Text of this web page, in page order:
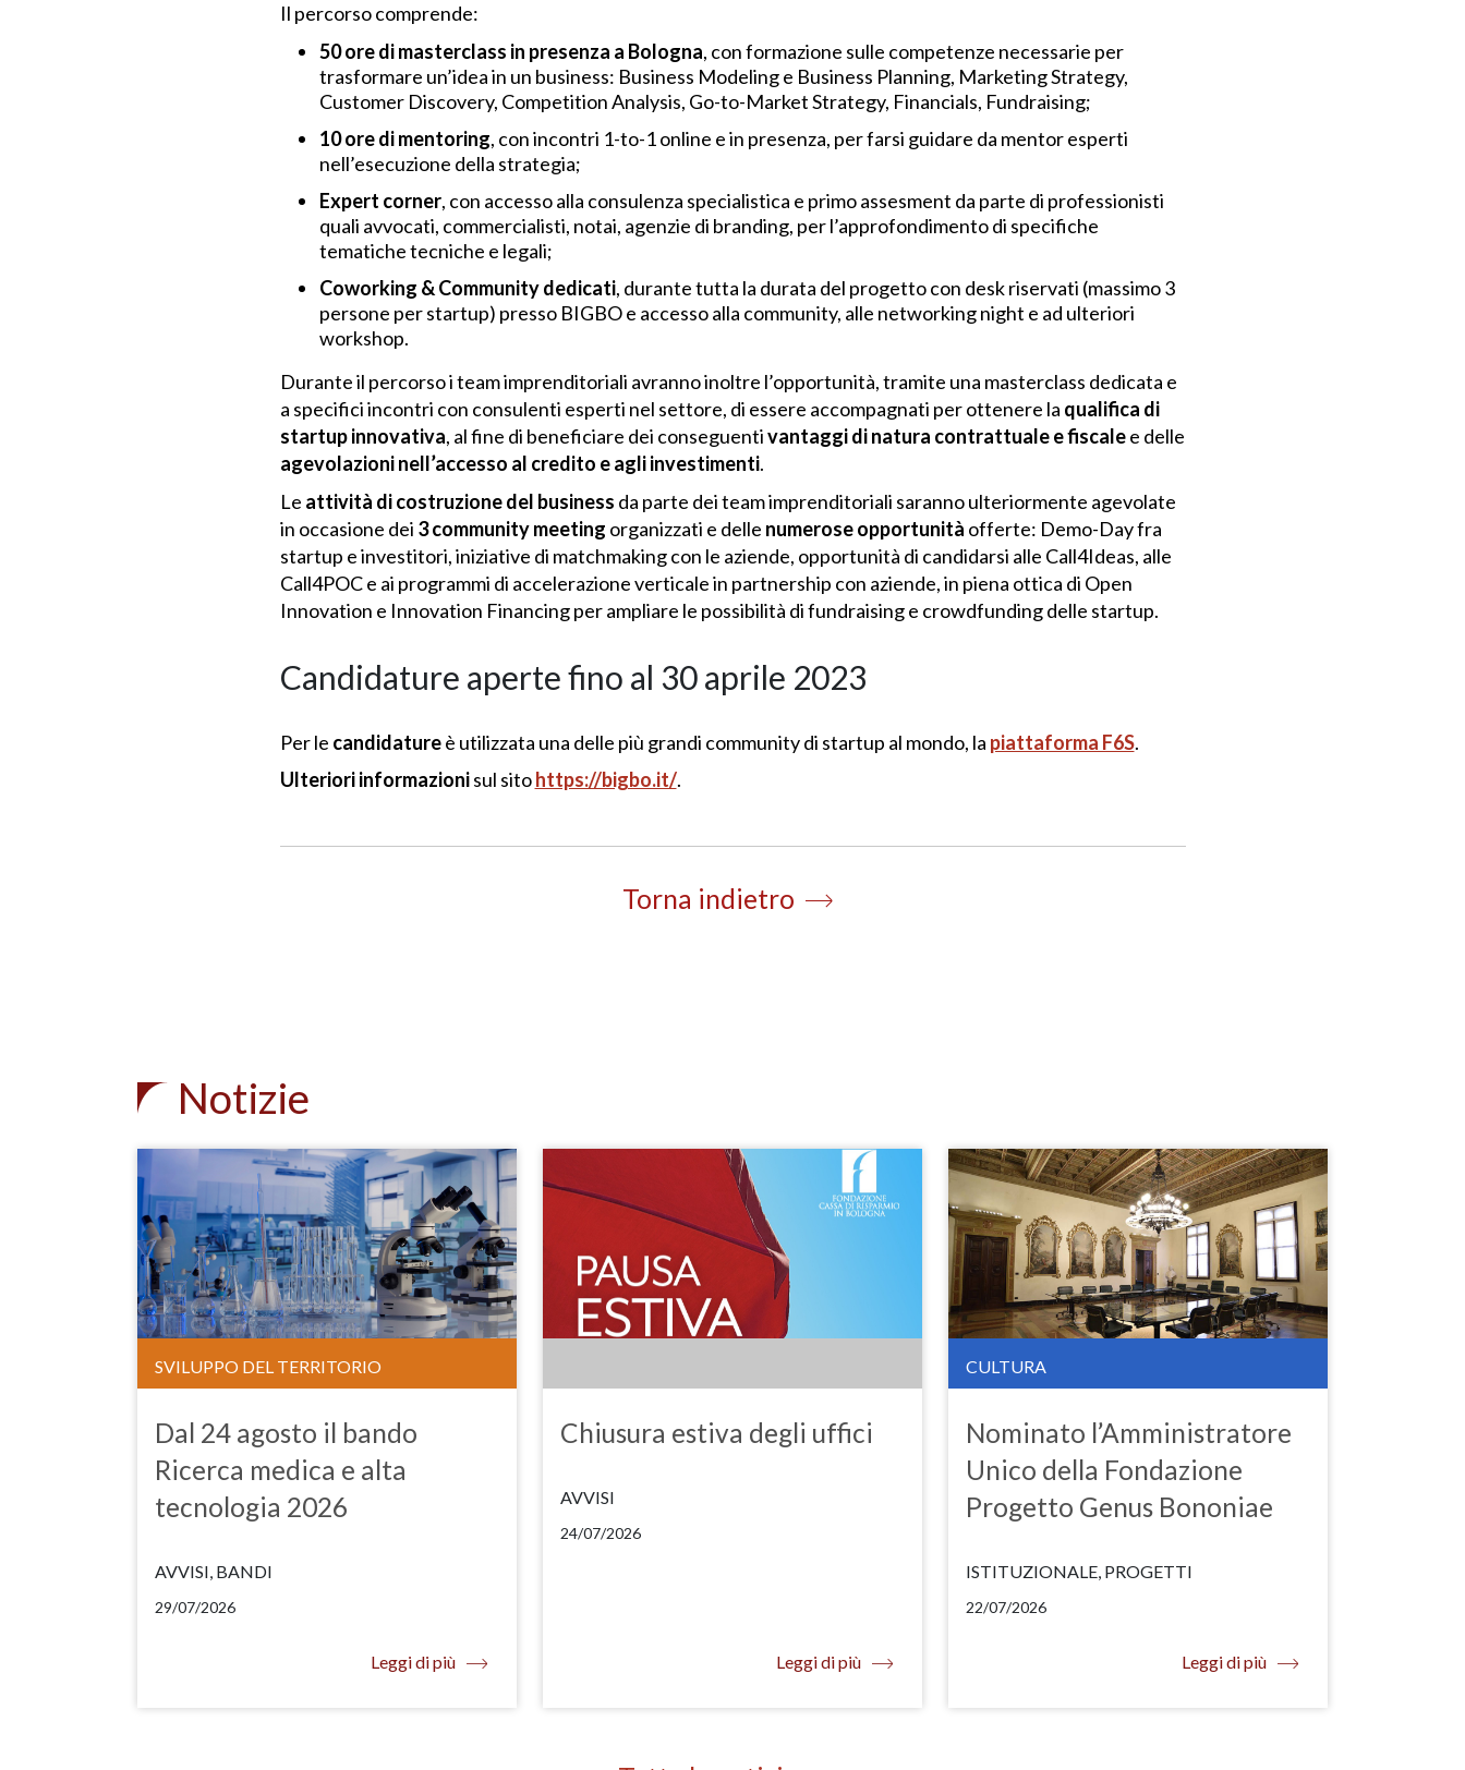
Il percorso comprende:
50 ore di masterclass in presenza a Bologna, con formazione sulle competenze necessarie per
trasformare un’idea in un business: Business Modeling e Business Planning, Marketing Strategy,
Customer Discovery, Competition Analysis, Go-to-Market Strategy, Financials, Fundraising;
10 ore di mentoring, con incontri 1-to-1 online e in presenza, per farsi guidare da mentor esperti
nell’esecuzione della strategia;
Expert corner, con accesso alla consulenza specialistica e primo assesment da parte di professionisti
quali avvocati, commercialisti, notai, agenzie di branding, per l’approfondimento di specifiche
tematiche tecniche e legali;
Coworking & Community dedicati, durante tutta la durata del progetto con desk riservati (massimo 3
persone per startup) presso BIGBO e accesso alla community, alle networking night e ad ulteriori
workshop.
Durante il percorso i team imprenditoriali avranno inoltre l’opportunità, tramite una masterclass dedicata e
a specifici incontri con consulenti esperti nel settore, di essere accompagnati per ottenere la qualifica di
startup innovativa, al fine di beneficiare dei conseguentivantaggi di natura contrattuale e fiscalee delle
agevolazioni nell’accesso al credito e agli investimenti.
Le attività di costruzione del business da parte dei team imprenditoriali saranno ulteriormente agevolate
in occasione dei 3 community meeting organizzati e delle numerose opportunità offerte: Demo-Day fra
startup e investitori, iniziative di matchmaking con le aziende, opportunità di candidarsi alle Call4Ideas, alle
Call4POC e ai programmi di accelerazione verticale in partnership con aziende, in piena ottica di Open
Innovation e Innovation Financing per ampliare le possibilità di fundraising e crowdfunding delle startup.
Candidature aperte fino al 30 aprile 2023
Per le candidatureè utilizzata una delle più grandi community di startup al mondo, la piattaforma F6S.
Ulteriori informazionisul sitohttps://bigbo.it/.
Torna indietro
Notizie
SVILUPPO DEL TERRITORIO
Dal 24 agosto il bando
Ricerca medica e alta
tecnologia 2026
AVVISI, BANDI
29/07/2026
Leggi di più
Chiusura estiva degli uffici
AVVISI
24/07/2026
Leggi di più
CULTURA
Nominato l’Amministratore
Unico della Fondazione
Progetto Genus Bononiae
ISTITUZIONALE, PROGETTI
22/07/2026
Leggi di più